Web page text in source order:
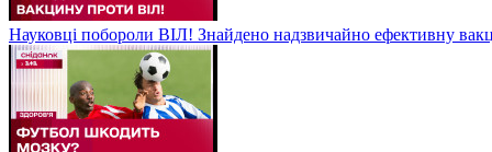
Науковці побороли ВІЛ! Знайдено надзвичайно ефективну